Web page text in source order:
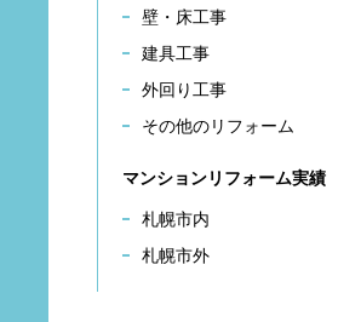
壁・床工事
建具工事
外回り工事
その他のリフォーム
マンションリフォーム実績
札幌市内
札幌市外